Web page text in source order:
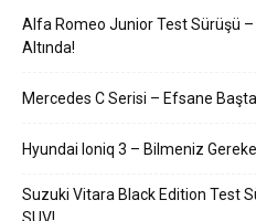
Alfa Romeo Junior Test Sürüşü
Altında!
Mercedes C Serisi – Efsane
Hyundai Ioniq 3 – Bilmeniz
Suzuki Vitara Black Edition Test
SUV!